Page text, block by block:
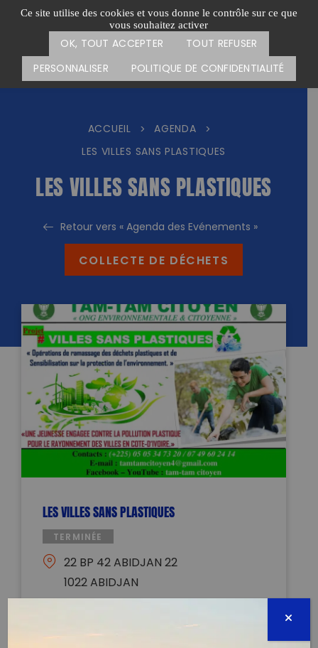
Ce site utilise des cookies et vous donne le contrôle sur ce que
vous souhaitez activer
OK, TOUT ACCEPTER
TOUT REFUSER
PERSONNALISER
POLITIQUE DE CONFIDENTIALITÉ
Passer
Menu
CARTE DES ACTIONS FAIRE UN DON
ACCUEIL > AGENDA
>
LES VILLES SANS PLASTIQUES
LES VILLES SANS PLASTIQUES
Retour vers « Agenda des Evénements »
COLLECTE DE DÉCHETS
LES VILLES SANS PLASTIQUES
TERMINÉE
22 BP 42 ABIDJAN 22
1022 ABIDJAN
tamtamcitoyen4@gmail.com